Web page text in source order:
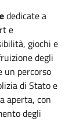
dedicate a
e
giochi e
degli
un percorso
di Stato e
aperta, con
degli